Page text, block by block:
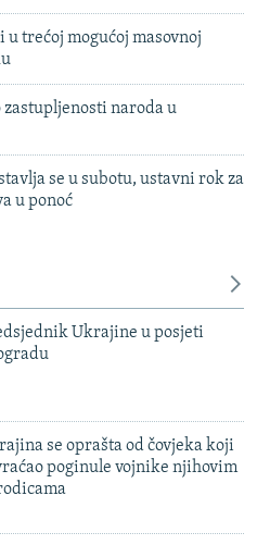
trećoj mogućoj masovnoj
naroda u
se u subotu, ustavni rok za
u ponoć
Ukrajine u posjeti
se oprašta od čovjeka koji
poginule vojnike njihovim